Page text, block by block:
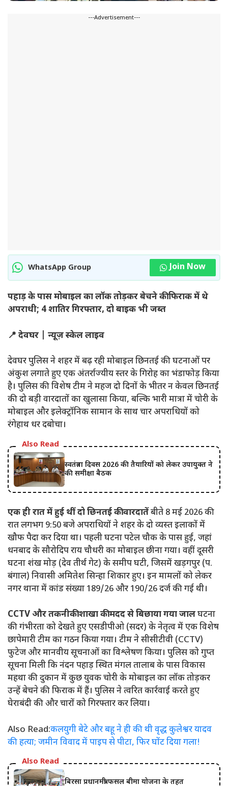
---Advertisement---
WhatsApp Group Join Now
पहाड़ के पास मोबाइल का लॉक तोड़कर बेचने की फिराक में थे
अपराधी; 4 शातिर गिरफ्तार, दो बाइक भी जब्त
📍 देवघर | न्यूज़ स्केल लाइव
देवघर पुलिस ने शहर में बढ़ रही मोबाइल छिनतई की घटनाओं पर
अंकुश लगाते हुए एक अंतर्राज्यीय स्तर के गिरोह का भंडाफोड़ किया
है। पुलिस की विशेष टीम ने महज दो दिनों के भीतर न केवल छिनतई
की दो बड़ी वारदातों का खुलासा किया, बल्कि भारी मात्रा में चोरी के
मोबाइल और इलेक्ट्रॉनिक सामान के साथ चार अपराधियों को
रंगेहाथ धर दबोचा।
Also Read
स्वतंत्रता दिवस 2026 की तैयारियों को लेकर उपायुक्त ने
की समीक्षा बैठक
एक ही रात में हुई थीं दो छिनतई की वारदातेंबीते 8 मई 2026 की
रात लगभग 9:50 बजे अपराधियों ने शहर के दो व्यस्त इलाकों में
खौफ पैदा कर दिया था। पहली घटना पटेल चौक के पास हुई, जहां
धनबाद के सौरोदिप राय चौधरी का मोबाइल छीना गया। वहीं दूसरी
घटना शंख मोड़ (देव तीर्थ गेट) के समीप घटी, जिसमें खड़गपुर (प.
बंगाल) निवासी अमितेश सिन्हा शिकार हुए। इन मामलों को लेकर
नगर थाना में कांड संख्या 189/26 और 190/26 दर्ज की गई थी।
CCTV और तकनीकी शाखा की मदद से बिछाया गया जालघटना
की गंभीरता को देखते हुए एसडीपीओ (सदर) के नेतृत्व में एक विशेष
छापेमारी टीम का गठन किया गया। टीम ने सीसीटीवी (CCTV)
फुटेज और मानवीय सूचनाओं का विश्लेषण किया। पुलिस को गुप्त
सूचना मिली कि नंदन पहाड़ स्थित मंगल तालाब के पास विकास
महथा की दुकान में कुछ युवक चोरी के मोबाइल का लॉक तोड़कर
उन्हें बेचने की फिराक में हैं। पुलिस ने त्वरित कार्रवाई करते हुए
घेराबंदी की और चारों को गिरफ्तार कर लिया।
Also Read:कलयुगी बेटे और बहू ने ही की थी वृद्ध कुलेश्वर यादव
की हत्या; जमीन विवाद में पाइप से पीटा, फिर घोंट दिया गला!
Also Read
बिरसा प्रधानमंत्री फसल बीमा योजना के तहत